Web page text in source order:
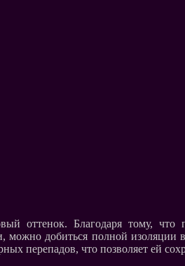
оттенок. Благодаря тому,
можно добиться полной
перепадов, что позволяет ей